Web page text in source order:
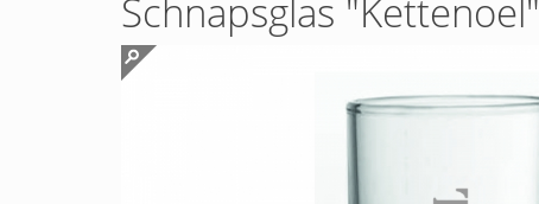
Schnapsglas "Kettenoel"